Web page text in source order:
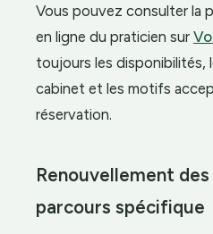
Vous pouvez consulter la
en ligne du praticien sur
toujours les disponibilités,
cabinet et les motifs
réservation.
Renouvellement
parcours spécifique